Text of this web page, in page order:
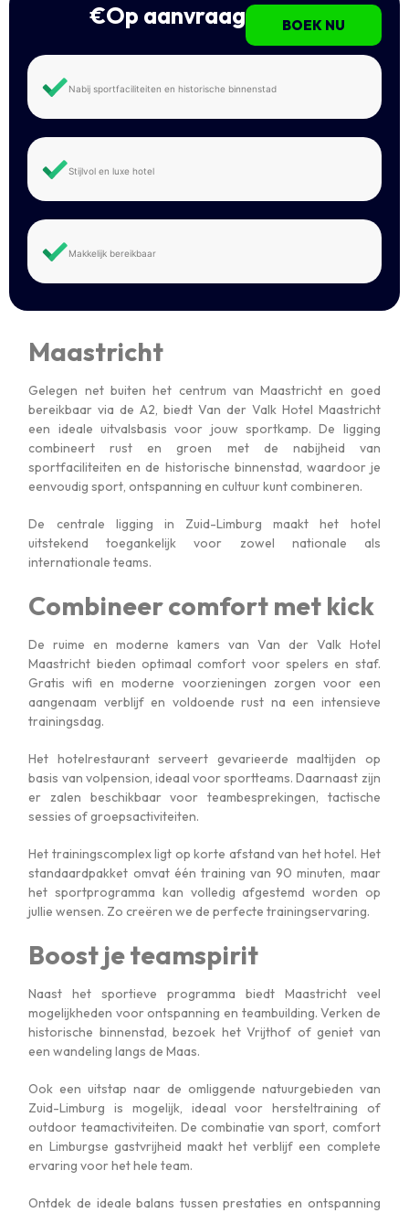
BOEK NU
€Op aanvraag
Nabij sportfaciliteiten en historische binnenstad
Stijlvol en luxe hotel
Makkelijk bereikbaar
Maastricht
Gelegen net buiten het centrum van Maastricht en goed
bereikbaar via de A2, biedt Van der Valk Hotel Maastricht
een ideale uitvalsbasis voor jouw sportkamp. De ligging
combineert rust en groen met de nabijheid van
sportfaciliteiten en de historische binnenstad, waardoor je
eenvoudig sport, ontspanning en cultuur kunt combineren.
De centrale ligging in Zuid-Limburg maakt het hotel
uitstekend toegankelijk voor zowel nationale als
internationale teams.
Combineer comfort met kick
De ruime en moderne kamers van Van der Valk Hotel
Maastricht bieden optimaal comfort voor spelers en staf.
Gratis wifi en moderne voorzieningen zorgen voor een
aangenaam verblijf en voldoende rust na een intensieve
trainingsdag.
Het hotelrestaurant serveert gevarieerde maaltijden op
basis van volpension, ideaal voor sportteams. Daarnaast zijn
er zalen beschikbaar voor teambesprekingen, tactische
sessies of groepsactiviteiten.
Het trainingscomplex ligt op korte afstand van het hotel. Het
standaardpakket omvat één training van 90 minuten, maar
het sportprogramma kan volledig afgestemd worden op
jullie wensen. Zo creëren we de perfecte trainingservaring.
Boost je teamspirit
Naast het sportieve programma biedt Maastricht veel
mogelijkheden voor ontspanning en teambuilding. Verken de
historische binnenstad, bezoek het Vrijthof of geniet van
een wandeling langs de Maas.
Ook een uitstap naar de omliggende natuurgebieden van
Zuid-Limburg is mogelijk, ideaal voor hersteltraining of
outdoor teamactiviteiten. De combinatie van sport, comfort
en Limburgse gastvrijheid maakt het verblijf een complete
ervaring voor het hele team.
Ontdek de ideale balans tussen prestaties en ontspanning